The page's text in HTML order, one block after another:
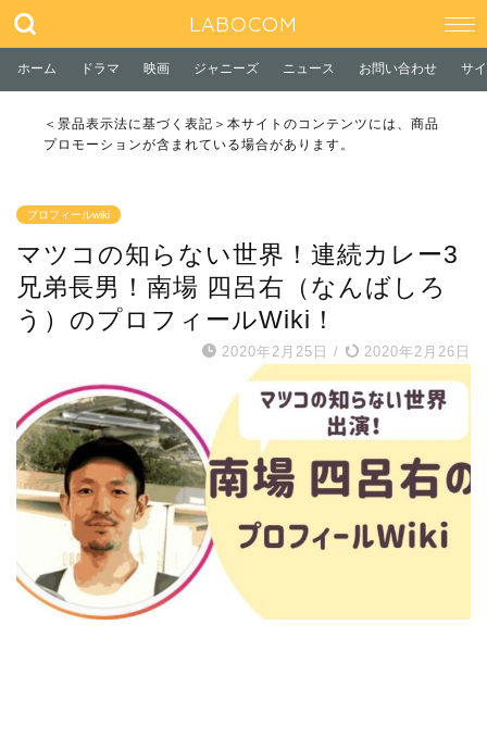
LABOCOM
ホーム ドラマ 映画 ジャニーズ ニュース お問い合わせ サ
＜景品表示法に基づく表記＞本サイトのコンテンツには、商品
プロモーションが含まれている場合があります。
プロフィールwiki
マツコの知らない世界！連続カレー3
兄弟長男！南場 四呂右（なんばしろ
う）のプロフィールWiki！
2020年2月25日 / 2020年2月26日